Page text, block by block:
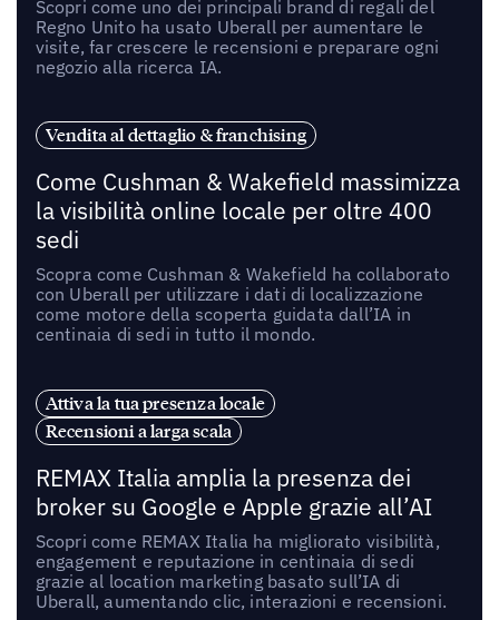
Scopri come uno dei principali brand di regali del
Regno Unito ha usato Uberall per aumentare le
visite, far crescere le recensioni e preparare ogni
negozio alla ricerca IA.
Vendita al dettaglio & franchising
Come Cushman & Wakefield massimizza
la visibilità online locale per oltre 400
sedi
Scopra come Cushman & Wakefield ha collaborato
con Uberall per utilizzare i dati di localizzazione
come motore della scoperta guidata dall’IA in
centinaia di sedi in tutto il mondo.
Attiva la tua presenza locale
Recensioni a larga scala
REMAX Italia amplia la presenza dei
broker su Google e Apple grazie all’AI
Scopri come REMAX Italia ha migliorato visibilità,
engagement e reputazione in centinaia di sedi
grazie al location marketing basato sull’IA di
Uberall, aumentando clic, interazioni e recensioni.